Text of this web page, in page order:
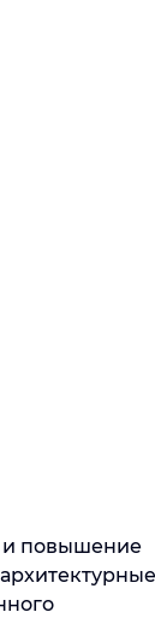
и повышение